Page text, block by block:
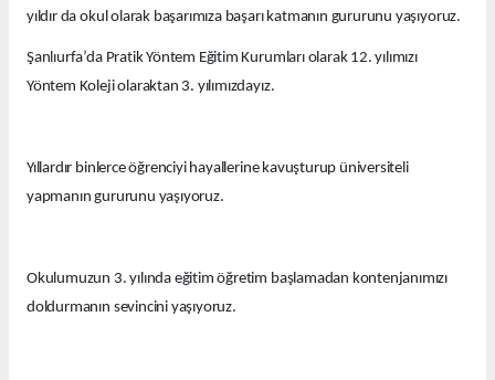
yıldır da okul olarak başarımıza başarı katmanın gururunu yaşıyoruz.
Şanlıurfa’da Pratik Yöntem Eğitim Kurumları olarak 12. yılımızı
Yöntem Koleji olaraktan 3. yılımızdayız.
Yıllardır binlerce öğrenciyi hayallerine kavuşturup üniversiteli
yapmanın gururunu yaşıyoruz.
Okulumuzun 3. yılında eğitim öğretim başlamadan kontenjanımızı
doldurmanın sevincini yaşıyoruz.